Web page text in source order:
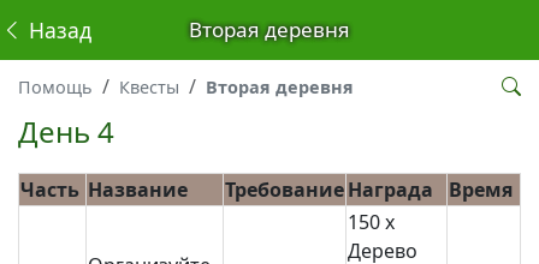
Вторая деревня
Назад
Помощь Квесты Вторая деревня
День 4
Часть Название ТребованиеНаграда Время
150 x
Дерево